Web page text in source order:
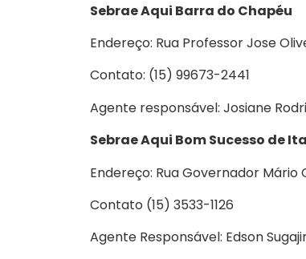
Sebrae Aqui Barra do Chapéu
Endereço: Rua Professor Jose
Contato: (15) 99673-2441
Agente responsável: Josiane
Sebrae Aqui Bom Sucesso de
Endereço: Rua Governador Mário
Contato (15) 3533-1126
Agente Responsável: Edson